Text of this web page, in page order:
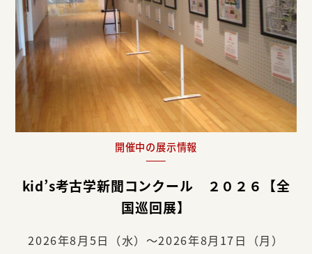
開催中の展示情報
kid’s考古学新聞コンクール ２０２６【全
国巡回展】
2026年8月5日（水）～2026年8月17日（月）